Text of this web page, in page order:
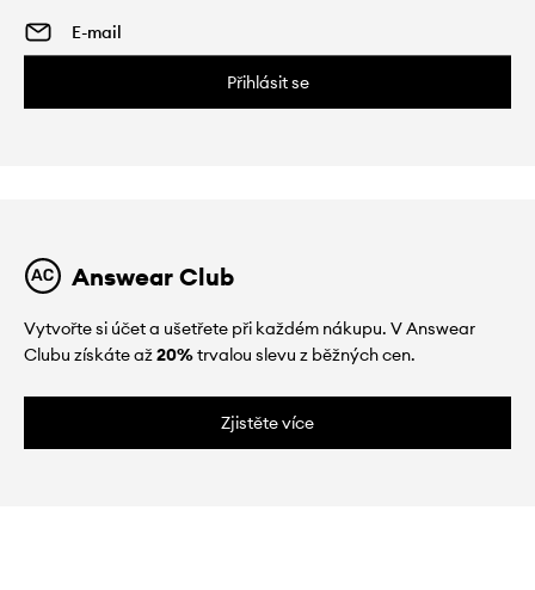
Přihlásit se
Answear Club
Vytvořte si účet a ušetřete při každém nákupu. V Answear
Clubu získáte až20%trvalou slevu z běžných cen.
Zjistěte více